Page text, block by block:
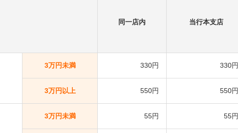
同一店内 当行本支店
3万円未満 330円 330円
3万円以上 550円 550円
3万円未満 55円 55円